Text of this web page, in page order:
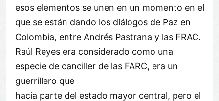
esos elementos se unen en un momento en el
que se están dando los diálogos de Paz en
Colombia, entre Andrés Pastrana y las FRAC.
Raúl Reyes era considerado como una
especie de canciller de las FARC, era un
guerrillero que
hacía parte del estado mayor central, pero él